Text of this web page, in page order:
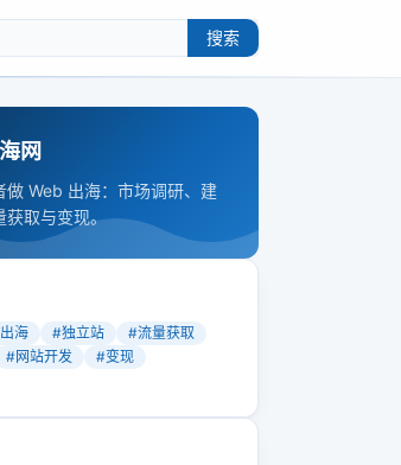
搜索
网
做 Web 出海：市场调研、建
获取与变现。
海 #独立站 #流量获取
#网站开发 #变现